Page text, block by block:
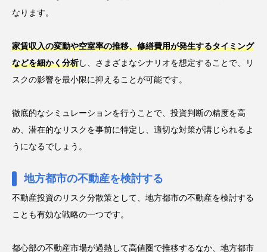
なります。
家賃収入の変動や空室率の推移、修繕費用が発生するタイミング
などを細かく分析し、さまざまなシナリオを想定することで、リ
スクの影響を最小限に抑えることが可能です。
徹底的なシミュレーションを行うことで、投資判断の精度を高
め、潜在的なリスクを事前に特定し、適切な対策が講じられるよ
うになるでしょう。
地方都市の不動産を検討する
不動産投資のリスク分散策として、地方都市の不動産を検討する
ことも有効な戦略の一つです。
都心部の不動産市場が過熱して高値圏で推移するなか、地方都市